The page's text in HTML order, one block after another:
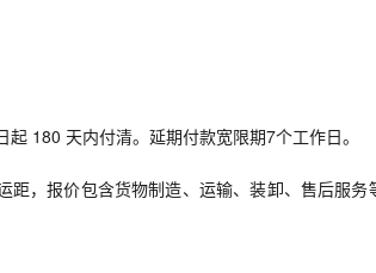
180 天内付清。延期付款宽限期7个工作日。
，报价包含货物制造、运输、装卸、售后服务